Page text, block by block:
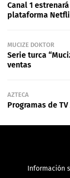
Canal 1
plataforma
MUCIZE DOKTOR
Serie turca
ventas
AZTECA
Programas de
Información